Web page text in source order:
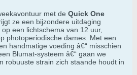
met de Quick One
ze een bijzondere uitdaging
een lichtschema van 12 uur,
photoperiodische dames. Met een
handmatige voeding â€“ misschien
Blumat-systeem â€“ gaan we
robuuste strain zich staande houdt in